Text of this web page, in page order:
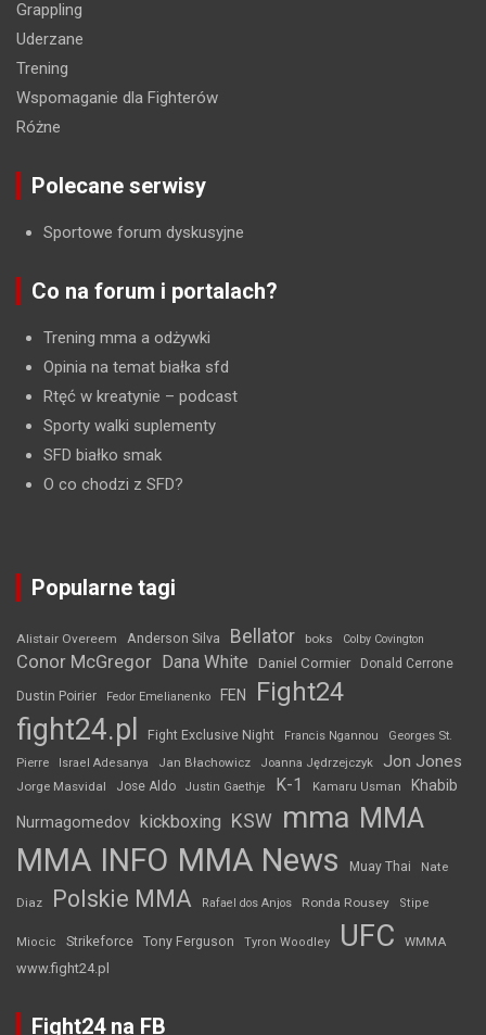
Grappling
Uderzane
Trening
Wspomaganie dla Fighterów
Różne
Polecane serwisy
Sportowe forum dyskusyjne
Co na forum i portalach?
Trening mma a odżywki
Opinia na temat białka sfd
Rtęć w kreatynie – podcast
Sporty walki suplementy
SFD białko smak
O co chodzi z SFD?
Popularne tagi
Alistair Overeem Anderson Silva Bellator boks Colby Covington
Conor McGregor Dana White Daniel Cormier Donald Cerrone
Dustin Poirier Fedor Emelianenko FEN Fight24
fight24.pl Fight Exclusive Night Francis Ngannou
Georges St.
Pierre
Israel Adesanya Jan Błachowicz Joanna Jędrzejczyk Jon Jones
Jorge Masvidal Jose Aldo Justin Gaethje K-1 Kamaru Usman Khabib
Nurmagomedov kickboxing KSW mma MMA
MMA INFO MMA News Muay Thai Nate
Diaz Polskie MMA Rafael dos Anjos Ronda Rousey Stipe
Miocic Strikeforce Tony Ferguson Tyron Woodley UFC WMMA
www.fight24.pl
Fight24 na FB